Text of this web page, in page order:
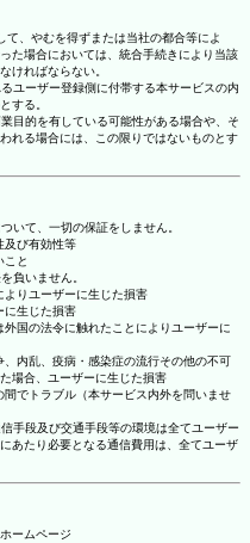
、やむを得ずまたは当社の都合等によ
た場合においては、統合手続きにより当該
ければならない。
ユーザー登録側に付帯する本サービスの内
する。
目的を有している可能性がある場合や、そ
れる場合には、この限りではないものとす
いて、一切の保証をしません。
及び有効性等
こと
負いません。
よりユーザーに生じた損害
に生じた損害
国の法令に触れたことによりユーザーに
内乱、疫病・感染症の流行その他の不可
場合、ユーザーに生じた損害
でトラブル（本サービス内外を問いませ
手段及び交通手段等の環境は全てユーザー
あたり必要となる通信費用は、全てユーザ
ームページ